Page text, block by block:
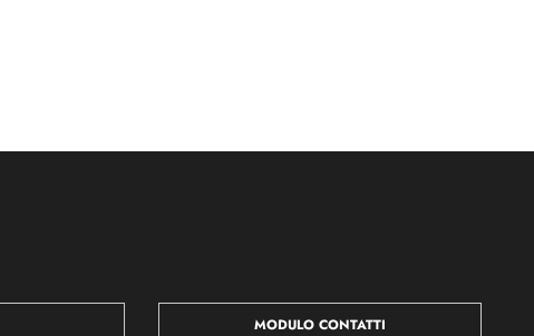
MODULO CONTATTI